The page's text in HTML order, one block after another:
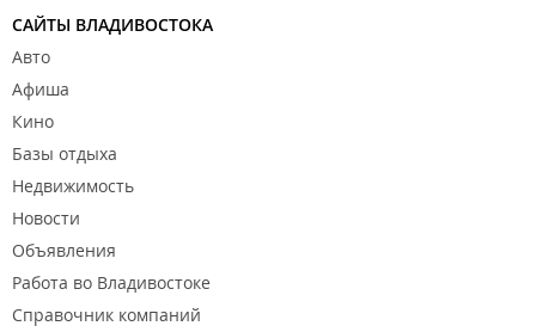
САЙТЫ ВЛАДИВОСТОКА
Авто
Афиша
Кино
Базы отдыха
Недвижимость
Новости
Объявления
Работа во Владивостоке
Справочник компаний